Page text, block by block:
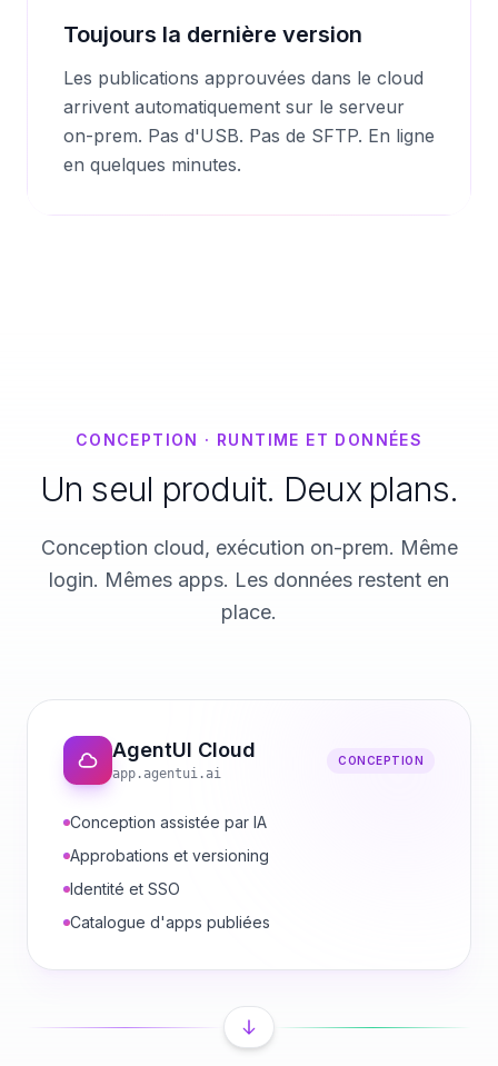
Toujours la dernière version
Les publications approuvées dans le cloud
arrivent automatiquement sur le serveur
on-prem. Pas d'USB. Pas de SFTP. En ligne
en quelques minutes.
CONCEPTION · RUNTIME ET DONNÉES
Un seul produit. Deux plans.
Conception cloud, exécution on-prem. Même
login. Mêmes apps. Les données restent en
place.
AgentUI Cloud
app.agentui.ai
CONCEPTION
Conception assistée par IA
Approbations et versioning
Identité et SSO
Catalogue d'apps publiées